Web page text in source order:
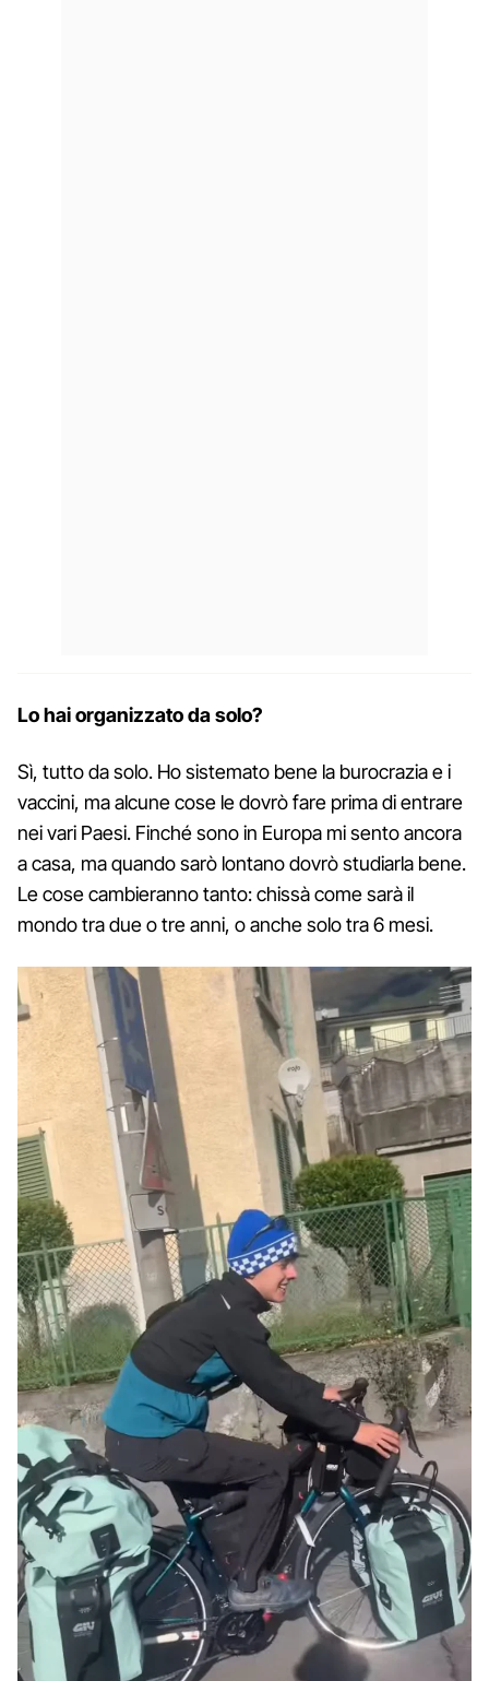
Lo hai organizzato da solo?
Sì, tutto da solo. Ho sistemato bene la burocrazia e i
vaccini, ma alcune cose le dovrò fare prima di entrare
nei vari Paesi. Finché sono in Europa mi sento ancora
a casa, ma quando sarò lontano dovrò studiarla bene.
Le cose cambieranno tanto: chissà come sarà il
mondo tra due o tre anni, o anche solo tra 6 mesi.